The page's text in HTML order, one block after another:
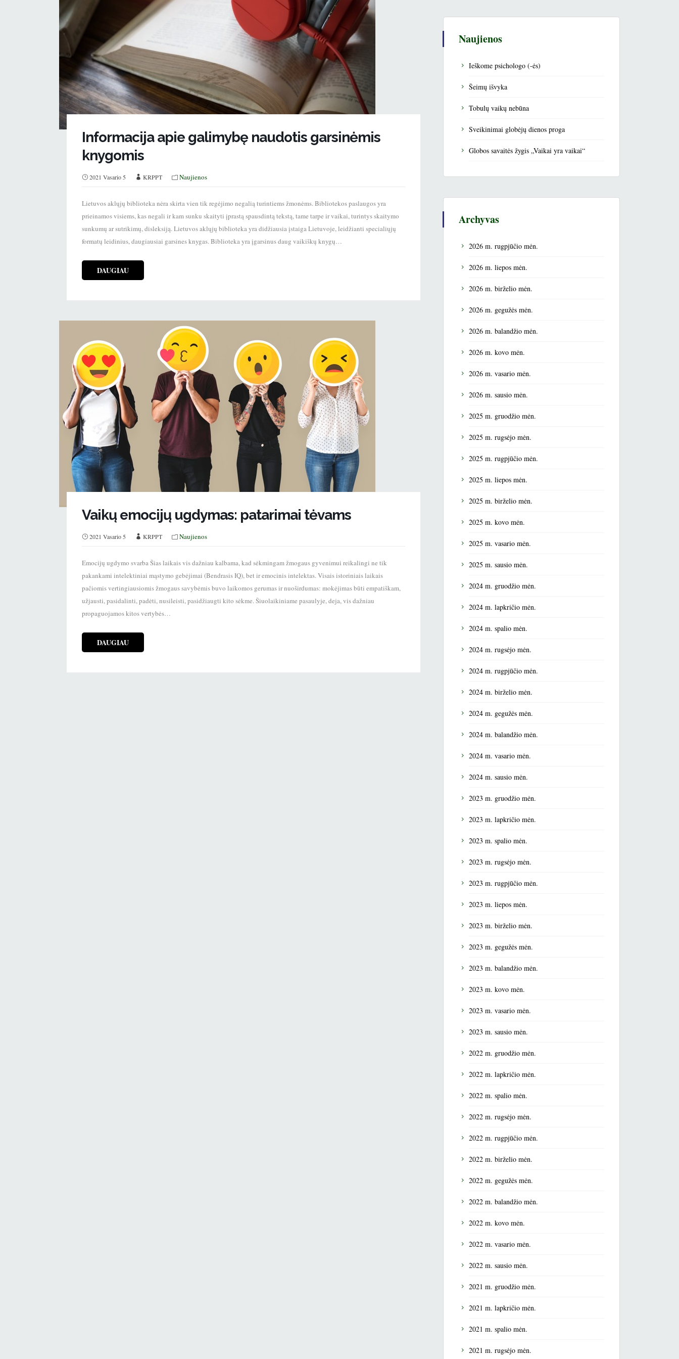
Informacija apie galimybę naudotis garsinėmis
knygomis
2021 Vasario 5 KRPPT Naujienos
Lietuvos aklųjų biblioteka nėra skirta vien tik regėjimo negalią turintiems žmonėms. Bibliotekos paslaugos yra
prieinamos visiems, kas negali ir kam sunku skaityti įprastą spausdintą tekstą, tame tarpe ir vaikai, turintys skaitymo
sunkumų ar sutrikimų, disleksiją. Lietuvos aklųjų biblioteka yra didžiausia įstaiga Lietuvoje, leidžianti specialiųjų
formatų leidinius, daugiausiai garsines knygas. Biblioteka yra įgarsinus daug vaikiškų knygų…
DAUGIAU
Vaikų emocijų ugdymas: patarimai tėvams
2021 Vasario 5 KRPPT Naujienos
Emocijų ugdymo svarba Šias laikais vis dažniau kalbama, kad sėkmingam žmogaus gyvenimui reikalingi ne tik
pakankami intelektiniai mąstymo gebėjimai (Bendrasis IQ), bet ir emocinis intelektas. Visais istoriniais laikais
pačiomis vertingiausiomis žmogaus savybėmis buvo laikomos gerumas ir nuoširdumas: mokėjimas būti empatiškam,
užjausti, pasidalinti, padėti, nusileisti, pasidžiaugti kito sėkme. Šiuolaikiniame pasaulyje, deja, vis dažniau
propaguojamos kitos vertybės…
DAUGIAU
Naujienos
Ieškome psichologo (-ės)
Šeimų išvyka
Tobulų vaikų nebūna
Sveikinimai globėjų dienos proga
Globos savaitės žygis „Vaikai yra vaikai“
Archyvas
2026 m. rugpjūčio mėn.
2026 m. liepos mėn.
2026 m. birželio mėn.
2026 m. gegužės mėn.
2026 m. balandžio mėn.
2026 m. kovo mėn.
2026 m. vasario mėn.
2026 m. sausio mėn.
2025 m. gruodžio mėn.
2025 m. rugsėjo mėn.
2025 m. rugpjūčio mėn.
2025 m. liepos mėn.
2025 m. birželio mėn.
2025 m. kovo mėn.
2025 m. vasario mėn.
2025 m. sausio mėn.
2024 m. gruodžio mėn.
2024 m. lapkričio mėn.
2024 m. spalio mėn.
2024 m. rugsėjo mėn.
2024 m. rugpjūčio mėn.
2024 m. birželio mėn.
2024 m. gegužės mėn.
2024 m. balandžio mėn.
2024 m. vasario mėn.
2024 m. sausio mėn.
2023 m. gruodžio mėn.
2023 m. lapkričio mėn.
2023 m. spalio mėn.
2023 m. rugsėjo mėn.
2023 m. rugpjūčio mėn.
2023 m. liepos mėn.
2023 m. birželio mėn.
2023 m. gegužės mėn.
2023 m. balandžio mėn.
2023 m. kovo mėn.
2023 m. vasario mėn.
2023 m. sausio mėn.
2022 m. gruodžio mėn.
2022 m. lapkričio mėn.
2022 m. spalio mėn.
2022 m. rugsėjo mėn.
2022 m. rugpjūčio mėn.
2022 m. birželio mėn.
2022 m. gegužės mėn.
2022 m. balandžio mėn.
2022 m. kovo mėn.
2022 m. vasario mėn.
2022 m. sausio mėn.
2021 m. gruodžio mėn.
2021 m. lapkričio mėn.
2021 m. spalio mėn.
2021 m. rugsėjo mėn.